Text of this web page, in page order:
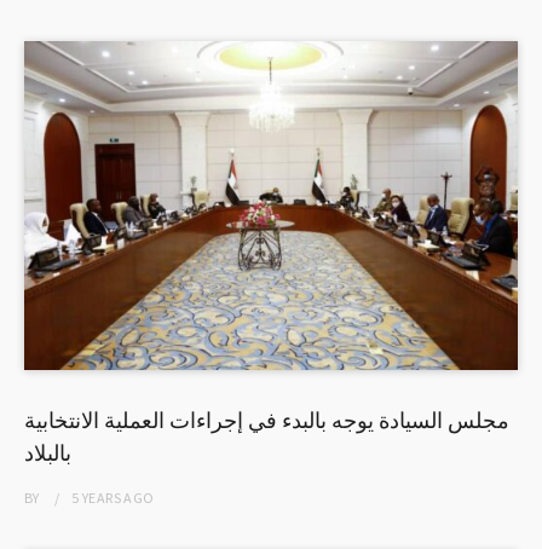
مجلس السيادة يوجه بالبدء في إجراءات العملية الانتخابية
بالبلاد
BY 5 YEARSAGO